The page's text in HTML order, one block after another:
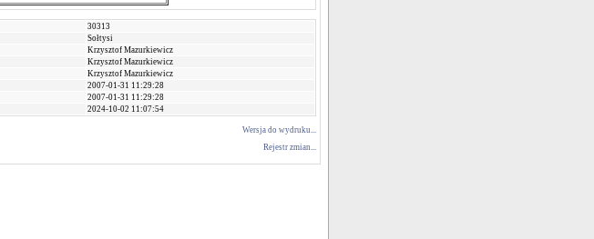
30313
Sołtysi
Krzysztof Mazurkiewicz
Krzysztof Mazurkiewicz
Krzysztof Mazurkiewicz
2007-01-31 11:29:28
2007-01-31 11:29:28
2024-10-02 11:07:54
Wersja do wydruku...
Rejestr zmian...